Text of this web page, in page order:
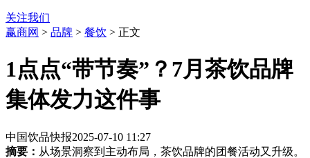
关注我们
赢商网 > 品牌 > 餐饮 > 正文
1点点“带节奏”？7月茶饮品牌
集体发力这件事
中国饮品快报2025-07-10 11:27
摘要： 从场景洞察到主动布局，茶饮品牌的团餐活动又升级。